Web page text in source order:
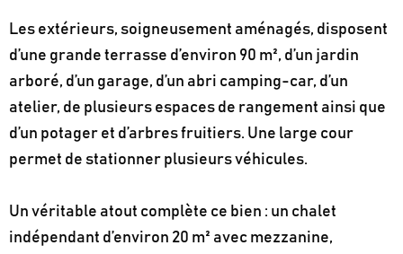
Les extérieurs, soigneusement aménagés, disposent
d’une grande terrasse d’environ 90 m², d’un jardin
arboré, d’un garage, d’un abri camping-car, d’un
atelier, de plusieurs espaces de rangement ainsi que
d’un potager et d’arbres fruitiers. Une large cour
permet de stationner plusieurs véhicules.
Un véritable atout complète ce bien : un chalet
indépendant d’environ 20 m² avec mezzanine,